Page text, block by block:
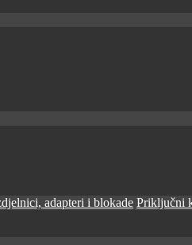
adapteri i blokade Priključni